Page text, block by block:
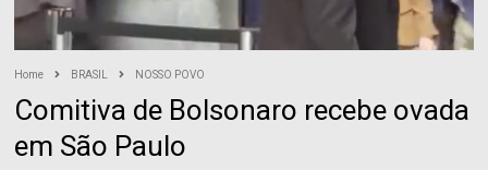
Home BRASIL NOSSO POVO
Comitiva de Bolsonaro recebe ovada
em São Paulo